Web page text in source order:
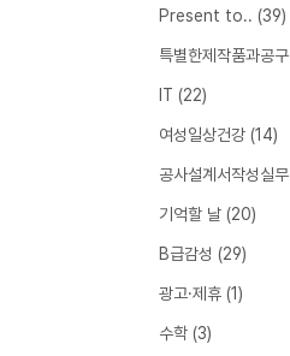
Present to.. (39)
특별한제작품과공구
IT (22)
여성일상건강 (14)
공사설계서작성실무
기억할 날 (20)
B급감성 (29)
광고·제휴 (1)
수학 (3)